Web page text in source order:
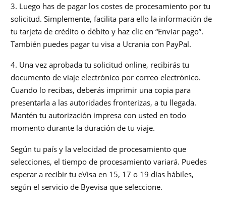
3. Luego has de pagar los costes de procesamiento por tu
solicitud. Simplemente, facilita para ello la información de
tu tarjeta de crédito o débito y haz clic en “Enviar pago”.
También puedes pagar tu visa a Ucrania con PayPal.
4. Una vez aprobada tu solicitud online, recibirás tu
documento de viaje electrónico por correo electrónico.
Cuando lo recibas, deberás imprimir una copia para
presentarla a las autoridades fronterizas, a tu llegada.
Mantén tu autorización impresa con usted en todo
momento durante la duración de tu viaje.
Según tu país y la velocidad de procesamiento que
selecciones, el tiempo de procesamiento variará. Puedes
esperar a recibir tu eVisa en 15, 17 o 19 días hábiles,
según el servicio de Byevisa que seleccione.